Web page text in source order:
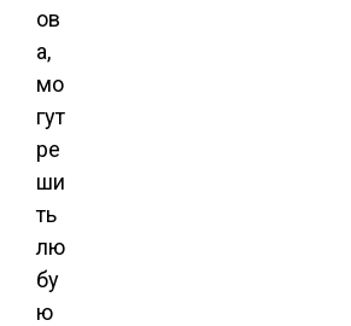
ов
а,
мо
гут
ре
ши
ть
лю
бу
ю